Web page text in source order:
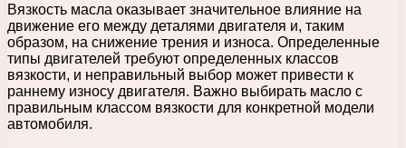
Вязкость масла оказывает значительное влияние на
движение его между деталями двигателя и, таким
образом, на снижение трения и износа. Определенные
типы двигателей требуют определенных классов
вязкости, и неправильный выбор может привести к
раннему износу двигателя. Важно выбирать масло с
правильным классом вязкости для конкретной модели
автомобиля.